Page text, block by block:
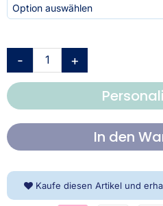
-
Sport-
–
50×100
70x140
cm
+
In den
Kaufe diesen Artikel und